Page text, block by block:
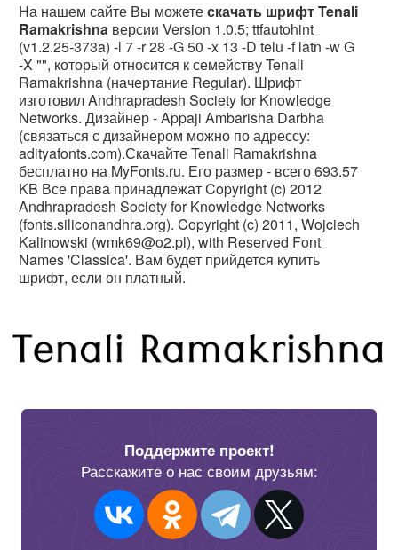
На нашем сайте Вы можетескачать шрифт Tenali
Ramakrishna версии Version 1.0.5; ttfautohint
(v1.2.25-373a) -l 7 -r 28 -G 50 -x 13 -D telu -f latn -w G
-X "", который относится к семейству Tenali
Ramakrishna (начертание Regular). Шрифт
изготовил Andhrapradesh Society for Knowledge
Networks. Дизайнер - Appaji Ambarisha Darbha
(связаться с дизайнером можно по адрессу:
adityafonts.com).Скачайте Tenali Ramakrishna
бесплатно на MyFonts.ru. Его размер - всего 693.57
KB Все права принадлежат Copyright (c) 2012
Andhrapradesh Society for Knowledge Networks
(fonts.siliconandhra.org). Copyright (c) 2011, Wojciech
Kalinowski (wmk69@o2.pl), with Reserved Font
Names 'Classica'. Вам будет прийдется купить
шрифт, если он платный.
Поддержите проект!
Расскажите о нас своим друзьям: